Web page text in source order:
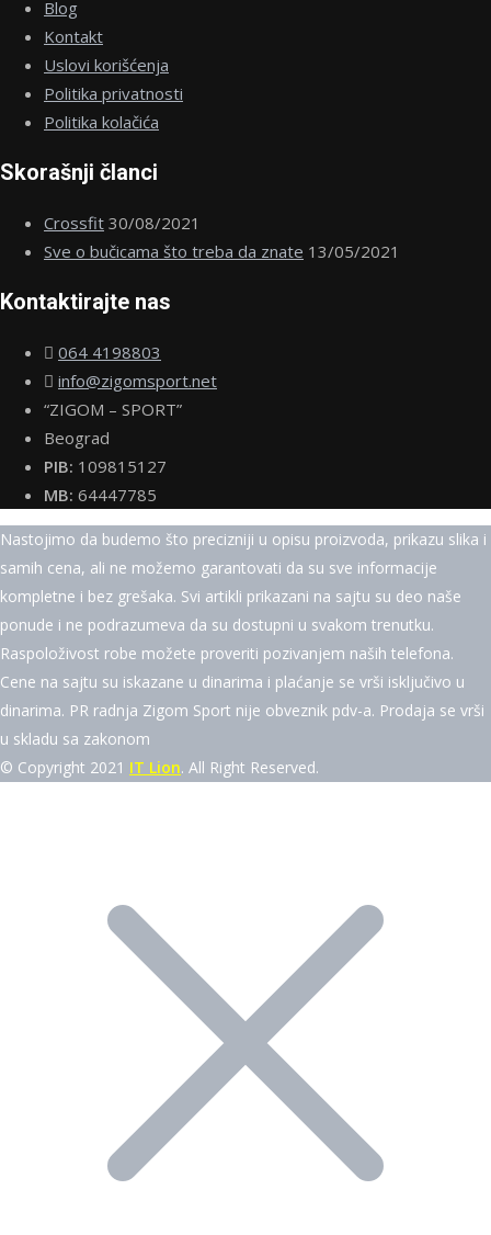
Blog
Kontakt
Uslovi korišćenja
Politika privatnosti
Politika kolačića
Skorašnji članci
Crossfit 30/08/2021
Sve o bučicama što treba da znate 13/05/2021
Kontaktirajte nas
064 4198803
info@zigomsport.net
“ZIGOM – SPORT”
Beograd
PIB: 109815127
MB: 64447785
Nastojimo da budemo što precizniji u opisu proizvoda, prikazu slika i
samih cena, ali ne možemo garantovati da su sve informacije
kompletne i bez grešaka. Svi artikli prikazani na sajtu su deo naše
ponude i ne podrazumeva da su dostupni u svakom trenutku.
Raspoloživost robe možete proveriti pozivanjem naših telefona.
Cene na sajtu su iskazane u dinarima i plaćanje se vrši isključivo u
dinarima. PR radnja Zigom Sport nije obveznik pdv-a. Prodaja se vrši
u skladu sa zakonom
© Copyright 2021 IT Lion. All Right Reserved.